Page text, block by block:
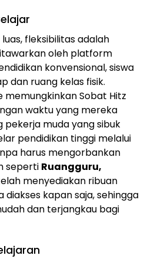
fleksibilitas adalah
oleh platform
konvensional, siswa
dan ruang kelas fisik.
Sobat Hitz
waktu yang mereka
pekerja muda yang sibuk
pendidikan tinggi melalui
harus mengorbankan
seperti Ruangguru,
menyediakan ribuan
diakses kapan saja, sehingga
dan terjangkau bagi